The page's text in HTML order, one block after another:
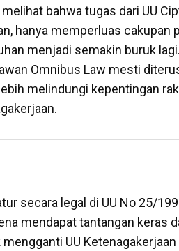
bahwa tugas dari UU
hanya memperluas cakupan
menjadi semakin buruk
Omnibus Law mesti
melindungi kepentingan
secara legal di UU No 25/
mendapat tantangan keras
UU Ketenagakerjaan